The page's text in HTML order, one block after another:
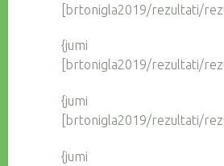
[brtonigla2019/rezultati/
{jumi
[brtonigla2019/rezultati/
{jumi
[brtonigla2019/rezultati/
{jumi